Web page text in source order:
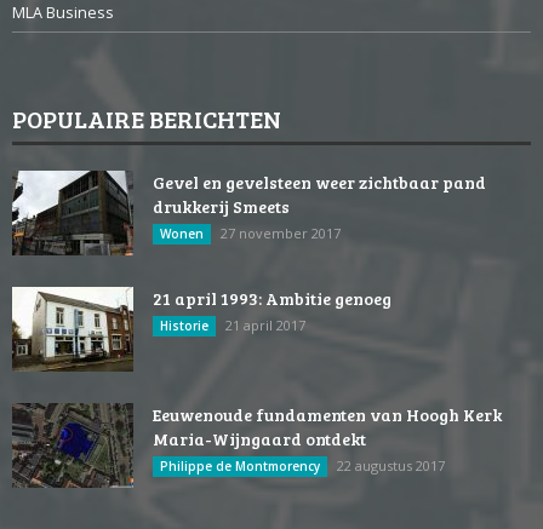
MLA Business
POPULAIRE BERICHTEN
Gevel en gevelsteen weer zichtbaar pand
drukkerij Smeets
Wonen 27 november 2017
21 april 1993: Ambitie genoeg
Historie 21 april 2017
Eeuwenoude fundamenten van Hoogh Kerk
Maria-Wijngaard ontdekt
Philippe de Montmorency 22 augustus 2017